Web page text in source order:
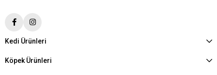
Kedi Ürünleri
Köpek Ürünleri